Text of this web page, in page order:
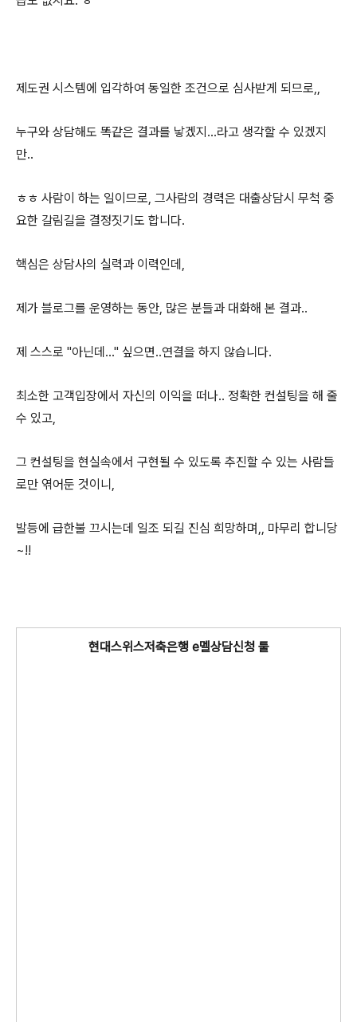
제도권 시스템에 입각하여 동일한 조건으로 심사받게 되므로,,
누구와 상담해도 똑같은 결과를 낳겠지...라고 생각할 수 있겠지
만..
ㅎㅎ 사람이 하는 일이므로, 그사람의 경력은 대출상담시 무척 중
요한 갈림길을 결정짓기도 합니다.
핵심은 상담사의 실력과 이력인데,
제가 블로그를 운영하는 동안, 많은 분들과 대화해 본 결과..
제 스스로 "아닌데..." 싶으면..연결을 하지 않습니다.
최소한 고객입장에서 자신의 이익을 떠나.. 정확한 컨설팅을 해 줄
수 있고,
그 컨설팅을 현실속에서 구현될 수 있도록 추진할 수 있는 사람들
로만 엮어둔 것이니,
발등에 급한불 끄시는데 일조 되길 진심 희망하며,, 마무리 합니당
~!!
현대스위스저축은행 e멜상담신청 툴